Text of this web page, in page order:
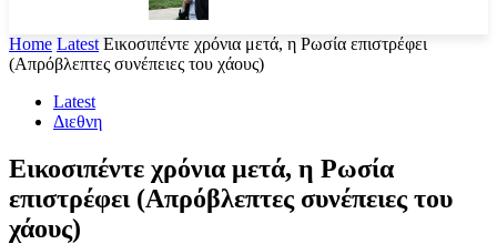
Home Latest Εικοσιπέντε χρόνια μετά, η Ρωσία επιστρέφει
(Απρόβλεπτες συνέπειες του χάους)
Latest
Διεθνη
Εικοσιπέντε χρόνια μετά, η Ρωσία
επιστρέφει (Απρόβλεπτες συνέπειες του
χάους)